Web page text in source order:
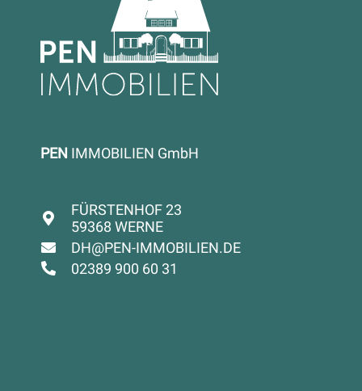
PEN IMMOBILIEN GmbH
FÜRSTENHOF 23
59368 WERNE
DH@PEN-IMMOBILIEN.DE
02389 900 60 31